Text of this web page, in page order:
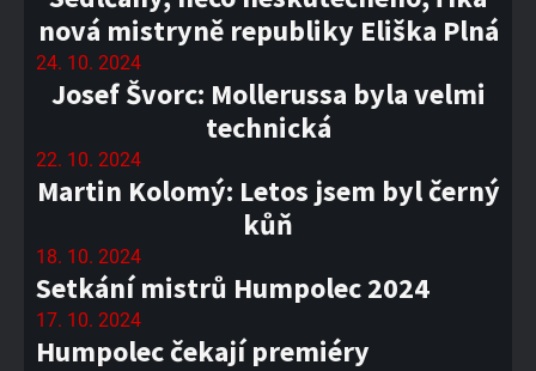
nová mistryně republiky Eliška Plná
24. 10. 2024
Josef Švorc: Mollerussa byla velmi
technická
22. 10. 2024
Martin Kolomý: Letos jsem byl černý
kůň
18. 10. 2024
Setkání mistrů Humpolec 2024
17. 10. 2024
Humpolec čekají premiéry